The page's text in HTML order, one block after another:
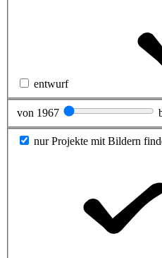
entwurf
von 1967
nur Projekte mit Bildern